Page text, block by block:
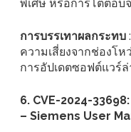
พิเศษ หรือการโต้ตอบ
การบรรเทาผลกระทบ
ความเสี่ยงจากช่องโ
การอัปเดตซอฟต์แวร์
6. CVE-2024-
– Siemens User